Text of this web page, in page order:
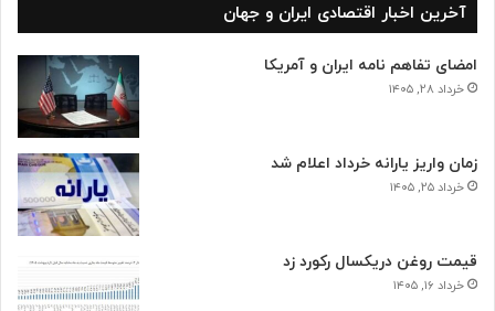
آخرین اخبار اقتصادی ایران و جهان
امضای تفاهم نامه ایران و آمریکا
خرداد ۲۸, ۱۴۰۵
زمان واریز یارانه خرداد اعلام شد
خرداد ۲۵, ۱۴۰۵
قیمت روغن دریکسال رکورد زد
خرداد ۱۶, ۱۴۰۵